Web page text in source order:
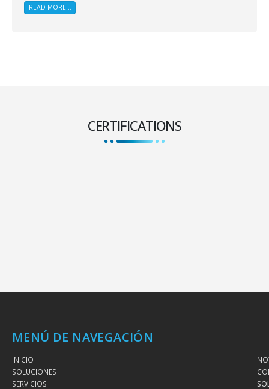
READ MORE...
CERTIFICATIONS
MENÚ DE NAVEGACIÓN
INICIO
SOLUCIONES
SERVICIOS